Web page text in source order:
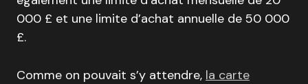
000 £ et une limite d’achat annuelle de 50 000
£.
Comme on pouvait s’y attendre, la carte